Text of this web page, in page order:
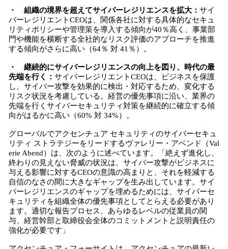
・ 組織の境界を超えてサイバーレジリエンスを拡大： サイ
バーレジリエントCEOは、関係各社に対する具体的なセキュ
リティポリシーや管理策を導入する傾向が40％高く、事業部
門や機能を横断する全社的なリスク評価のアプローチを推進
する傾向がさらに高い（64％ 対 41％）。
・ 継続的にサイバーレジリエンスの向上を図り、時代の最
先端を行く： サイバーレジリエントCEOは、ビジネスを保護
し、サイバー攻撃を効果的に検出・対応するため、変化する
リスク状況を考慮している。経営の優先事項に沿い、業界の
先端を行くサイバーセキュリティ対策を継続的に確立する傾
向がはるかに高い（60% 対 34%）。
グローバルでアクセンチュア セキュリティのサイバーセキュ
リティ ストラテジーをリードするヴァレリー・アベンド（Val
erie Abend）は、次のように述べています。「絶えず進化し、
終わりの見えない脅威の状況は、サイバー攻撃がビジネスに
与える影響に対するCEOの意識の高まりと、それを軽減する
自信のなさの間に大きなギャップを生み出しています。サイ
バーレジリエンスのギャップを埋めるためには、サイバーセ
キュリティを組織全体の優先事項としてとらえる必要があり
ます。適切な報告プロセス、あらゆるレベルの従業員の関
与、経営幹部と取締役会全体のコミットメントと説明責任の
強化が必要です」